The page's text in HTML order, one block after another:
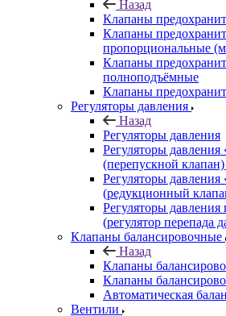
Назад
Клапаны
Клапаны
пропорциональные
Клапаны
полноподъёмные
Клапаны
Регуляторы давления
Назад
Регуляторы давления
Регуляторы давления
(перепускной
Регуляторы давления
(редукционный
Регуляторы давления
(регулятор перепада
Клапаны балансировочные
Назад
Клапаны
Клапаны
Автоматическая
Вентили